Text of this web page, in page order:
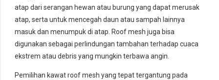
atap dari serangan hewan atau burung yang dapat merusak
atap, serta untuk mencegah daun atau sampah lainnya
masuk dan menumpuk di atap. Roof mesh juga bisa
digunakan sebagai perlindungan tambahan terhadap cuaca
ekstrem atau debris yang mungkin terbawa angin.
Pemilihan kawat roof mesh yang tepat tergantung pada